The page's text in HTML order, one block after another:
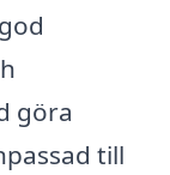
göra
till